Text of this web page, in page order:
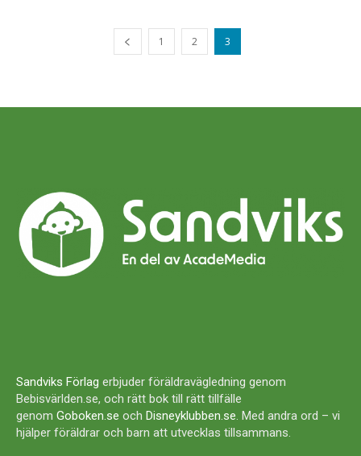
1 2 3
Sandviks Förlag erbjuder föräldravägledning genom
Bebisvärlden.se, och rätt bok till rätt tillfälle
genom Goboken.se och Disneyklubben.se. Med andra ord – vi
hjälper föräldrar och barn att utvecklas tillsammans.